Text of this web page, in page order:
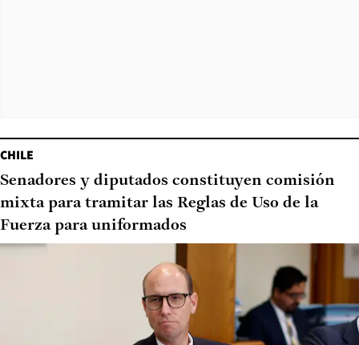
CHILE
Senadores y diputados constituyen comisión
mixta para tramitar las Reglas de Uso de la
Fuerza para uniformados